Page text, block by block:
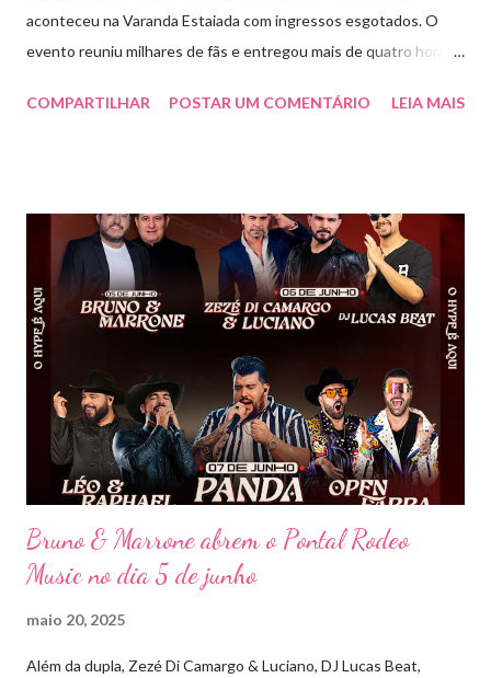
aconteceu na Varanda Estaiada com ingressos esgotados. O
evento reuniu milhares de fãs e entregou mais de quatro horas
de hits, Bruninho & Davi incendiaram o palco e contaram com
única, com o público cantando junto do início ao fim. Criado em
2018, o projeto Violada BeD se tornou uma verdadeira marca
registrada da carreira da dupla, oferecendo ao público um show
imersivo, com horas de duração, que mistura grandes clássicos
do sertanejo com homenagens a outros gêneros. No palco,
Bruninho & Davi transitam com naturalidade entre os seus hits e
releituras de artistas como Sandy & Junior, CPM 22 e
Detonautas, cria...
COMPARTILHAR POSTAR UM COMENTÁRIO LEIA MAIS
Bruno & Marrone abrem o Pontal Rodeo
Music no dia 5 de junho
maio 20, 2025
Além da dupla, Zezé Di Camargo & Luciano, DJ Lucas Beat,